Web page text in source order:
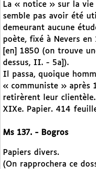
La « notice » sur la
semble pas avoir été
demeurant aucune
poète, fixé à Nevers
[en] 1850 (on trouve
dessus, II. - 5a]).
Il passa, quoique
« communiste » après
retirèrent leur
XIXe. Papier. 414
Ms 137. - Bogros
Papiers divers.
(On rapprochera ce